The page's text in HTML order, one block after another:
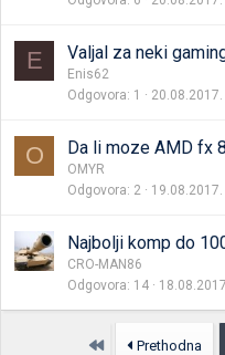
E Valjal za neki
Enis62
Odgovora 1 20.08.2017.
O Da li moze AMD fx
OMYR
Odgovora 2 19.08.2017.
Najbolji komp do
CRO-MAN86
Odgovora 14
Prvo Prethodna